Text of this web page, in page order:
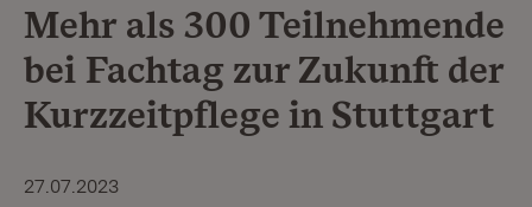
Mehr als 300 Teilnehmende
bei Fachtag zur Zukunft der
Kurzzeitpflege in Stuttgart
27.07.2023